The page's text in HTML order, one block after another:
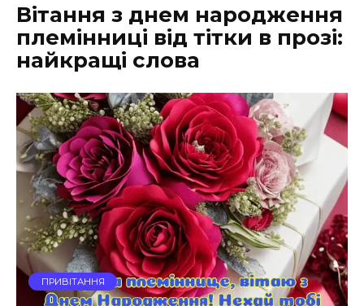
Вітання з днем народження
племінниці від тітки в прозі:
найкращі слова
ПРИВІТАННЯ